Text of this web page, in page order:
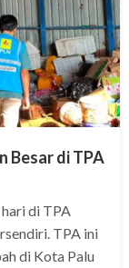
Besar di TPA
di TPA
TPA ini
di Kota Palu